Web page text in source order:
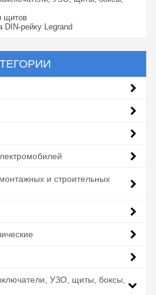
щитов
рейку Legrand
и строительных
УЗО, щиты, боксы,